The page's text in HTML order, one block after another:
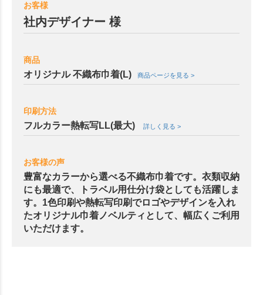
お客様
社内デザイナー 様
商品
オリジナル 不織布巾着(L) 商品ページを見る >
印刷方法
フルカラー熱転写LL(最大) 詳しく見る >
お客様の声
豊富なカラーから選べる不織布巾着です。衣類収納
にも最適で、トラベル用仕分け袋としても活躍しま
す。1色印刷や熱転写印刷でロゴやデザインを入れ
たオリジナル巾着ノベルティとして、幅広くご利用
いただけます。